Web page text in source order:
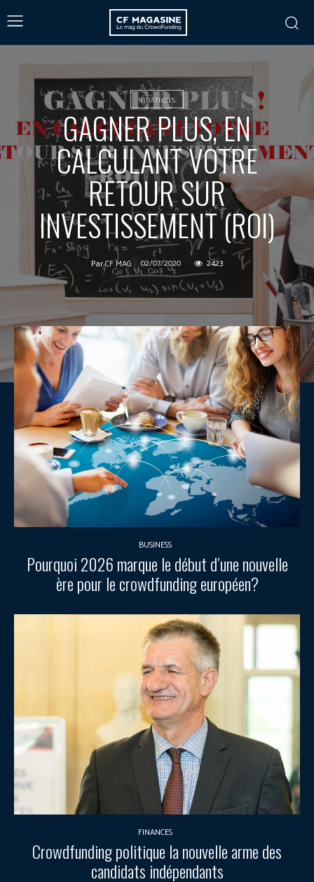
STRATEGIES
GAGNER PLUS, EN
CALCULANT VOTRE
RETOUR SUR
INVESTISSEMENT (ROI)
ParCF MAG 02/07/2020 2423
BUSINESS
Pourquoi 2026 marque le début d’une nouvelle
ère pour le crowdfunding européen?
FINANCES
Crowdfunding politique la nouvelle arme des
candidats indépendants